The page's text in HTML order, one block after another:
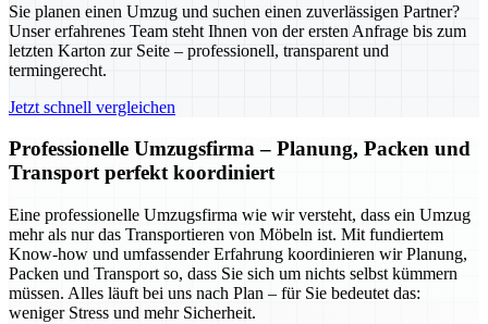
Sie planen einen Umzug und suchen einen zuverlässigen Partner?
Unser erfahrenes Team steht Ihnen von der ersten Anfrage bis zum
letzten Karton zur Seite – professionell, transparent und
termingerecht.
Jetzt schnell vergleichen
Professionelle Umzugsfirma – Planung, Packen und
Transport perfekt koordiniert
Eine professionelle Umzugsfirma wie wir versteht, dass ein Umzug
mehr als nur das Transportieren von Möbeln ist. Mit fundiertem
Know-how und umfassender Erfahrung koordinieren wir Planung,
Packen und Transport so, dass Sie sich um nichts selbst kümmern
müssen. Alles läuft bei uns nach Plan – für Sie bedeutet das:
weniger Stress und mehr Sicherheit.